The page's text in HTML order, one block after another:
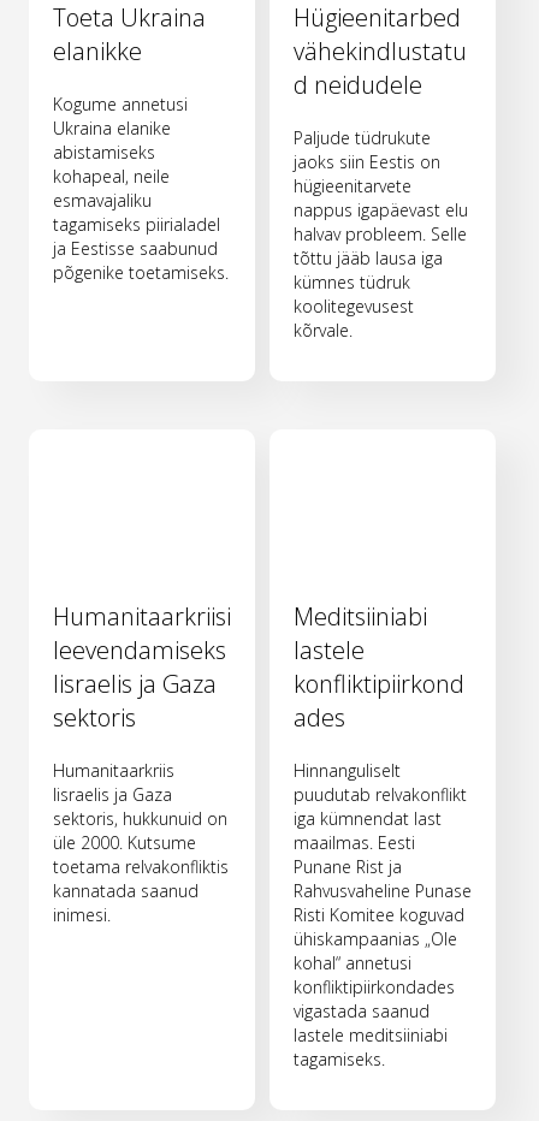
Toeta Ukraina
elanikke
Kogume annetusi
Ukraina elanike
abistamiseks
kohapeal, neile
esmavajaliku
tagamiseks piirialadel
ja Eestisse saabunud
põgenike toetamiseks.
Hügieenitarbed
vähekindlustatu
d neidudele
Paljude tüdrukute
jaoks siin Eestis on
hügieenitarvete
nappus igapäevast elu
halvav probleem. Selle
tõttu jääb lausa iga
kümnes tüdruk
koolitegevusest
kõrvale.
Humanitaarkriisi
leevendamiseks
Iisraelis ja Gaza
sektoris
Humanitaarkriis
Iisraelis ja Gaza
sektoris, hukkunuid on
üle 2000. Kutsume
toetama relvakonfliktis
kannatada saanud
inimesi.
Meditsiiniabi
lastele
konfliktipiirkond
ades
Hinnanguliselt
puudutab relvakonflikt
iga kümnendat last
maailmas. Eesti
Punane Rist ja
Rahvusvaheline Punase
Risti Komitee koguvad
ühiskampaanias „Ole
kohal“ annetusi
konfliktipiirkondades
vigastada saanud
lastele meditsiiniabi
tagamiseks.